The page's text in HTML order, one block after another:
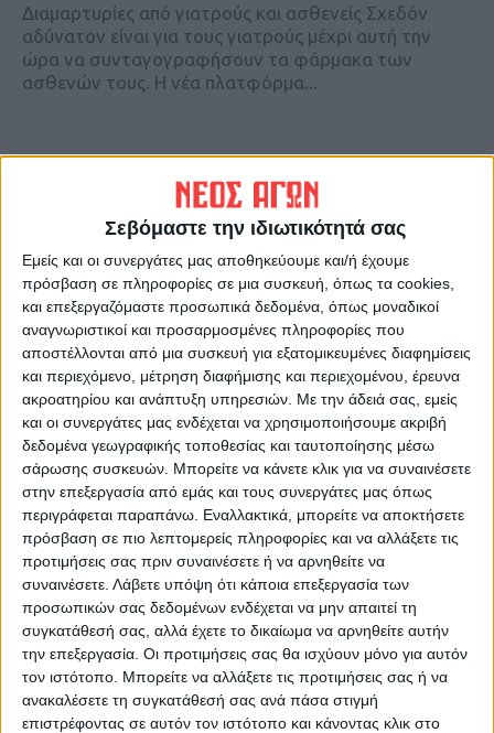
Σεβόμαστε την ιδιωτικότητά σας
Εμείς και οι συνεργάτες μας αποθηκεύουμε και/ή έχουμε
πρόσβαση σε πληροφορίες σε μια συσκευή, όπως τα cookies,
και επεξεργαζόμαστε προσωπικά δεδομένα, όπως μοναδικοί
αναγνωριστικοί και προσαρμοσμένες πληροφορίες που
αποστέλλονται από μια συσκευή για εξατομικευμένες διαφημίσεις
και περιεχόμενο, μέτρηση διαφήμισης και περιεχομένου, έρευνα
ακροατηρίου και ανάπτυξη υπηρεσιών. Με την άδειά σας, εμείς
και οι συνεργάτες μας ενδέχεται να χρησιμοποιήσουμε ακριβή
δεδομένα γεωγραφικής τοποθεσίας και ταυτοποίησης μέσω
σάρωσης συσκευών. Μπορείτε να κάνετε κλικ για να συναινέσετε
στην επεξεργασία από εμάς και τους συνεργάτες μας όπως
περιγράφεται παραπάνω. Εναλλακτικά, μπορείτε να αποκτήσετε
πρόσβαση σε πιο λεπτομερείς πληροφορίες και να αλλάξετε τις
προτιμήσεις σας πριν συναινέσετε ή να αρνηθείτε να
συναινέσετε. Λάβετε υπόψη ότι κάποια επεξεργασία των
προσωπικών σας δεδομένων ενδέχεται να μην απαιτεί τη
συγκατάθεσή σας, αλλά έχετε το δικαίωμα να αρνηθείτε αυτήν
την επεξεργασία. Οι προτιμήσεις σας θα ισχύουν μόνο για αυτόν
τον ιστότοπο. Μπορείτε να αλλάξετε τις προτιμήσεις σας ή να
ανακαλέσετε τη συγκατάθεσή σας ανά πάσα στιγμή
επιστρέφοντας σε αυτόν τον ιστότοπο και κάνοντας κλικ στο
Διαμαρτυρίες από γιατρούς και ασθενείς Σχεδόν
αδύνατον είναι για τους γιατρούς μέχρι αυτή την
ώρα να συνταγογραφήσουν τα φάρμακα των
ασθενών τους. Η νέα πλατφόρμα...
Ενδοσκοπικό Υπερηχογράφημα
O ενδοσκοπικός υπέρηχος (EUS) έχει διευρύνει
σημαντικά το φάσμα των διαγνωστικών και
θεραπευτικών προσεγγίσεων σε παθήσεις του
γαστρεντερικού σωλήνα. Ο ενδοσκοπικός υπέρηχος
είναι ένας...